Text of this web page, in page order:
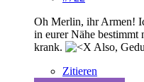
Oh Merlin, ihr Armen!
in eurer Nähe bestimmt
krank.
Also,
Zitieren